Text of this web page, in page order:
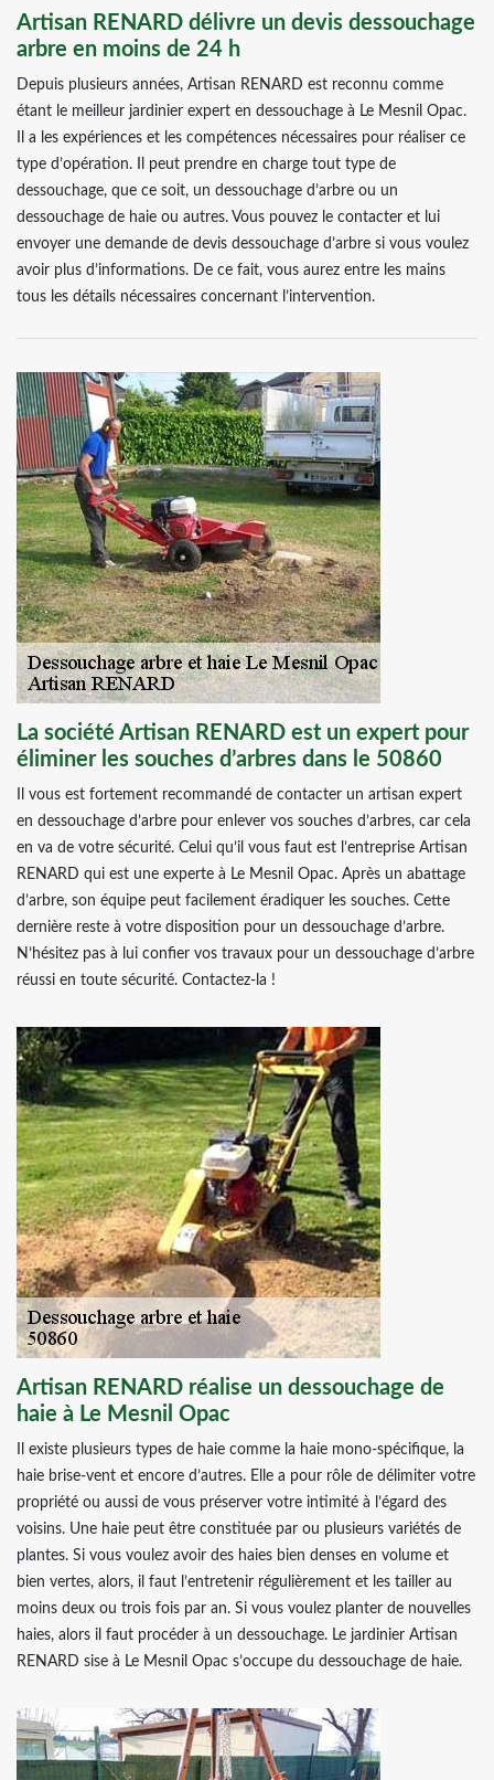
Artisan RENARD délivre un devis dessouchage
arbre en moins de 24 h
Depuis plusieurs années, Artisan RENARD est reconnu comme
étant le meilleur jardinier expert en dessouchage à Le Mesnil Opac.
Il a les expériences et les compétences nécessaires pour réaliser ce
type d’opération. Il peut prendre en charge tout type de
dessouchage, que ce soit, un dessouchage d’arbre ou un
dessouchage de haie ou autres. Vous pouvez le contacter et lui
envoyer une demande de devis dessouchage d’arbre si vous voulez
avoir plus d’informations. De ce fait, vous aurez entre les mains
tous les détails nécessaires concernant l’intervention.
La société Artisan RENARD est un expert pour
éliminer les souches d’arbres dans le 50860
Il vous est fortement recommandé de contacter un artisan expert
en dessouchage d’arbre pour enlever vos souches d’arbres, car cela
en va de votre sécurité. Celui qu’il vous faut est l’entreprise Artisan
RENARD qui est une experte à Le Mesnil Opac. Après un abattage
d’arbre, son équipe peut facilement éradiquer les souches. Cette
dernière reste à votre disposition pour un dessouchage d’arbre.
N’hésitez pas à lui confier vos travaux pour un dessouchage d’arbre
réussi en toute sécurité. Contactez-la !
Artisan RENARD réalise un dessouchage de
haie à Le Mesnil Opac
Il existe plusieurs types de haie comme la haie mono-spécifique, la
haie brise-vent et encore d’autres. Elle a pour rôle de délimiter votre
propriété ou aussi de vous préserver votre intimité à l’égard des
voisins. Une haie peut être constituée par ou plusieurs variétés de
plantes. Si vous voulez avoir des haies bien denses en volume et
bien vertes, alors, il faut l’entretenir régulièrement et les tailler au
moins deux ou trois fois par an. Si vous voulez planter de nouvelles
haies, alors il faut procéder à un dessouchage. Le jardinier Artisan
RENARD sise à Le Mesnil Opac s’occupe du dessouchage de haie.